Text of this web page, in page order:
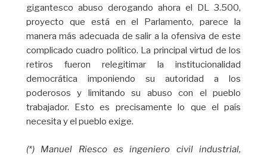
gigantesco abuso derogando ahora el DL 3.500,
proyecto que está en el Parlamento, parece la
manera más adecuada de salir a la ofensiva de este
complicado cuadro político. La principal virtud de los
retiros fueron relegitimar la institucionalidad
democrática imponiendo su autoridad a los
poderosos y limitando su abuso con el pueblo
trabajador. Esto es precisamente lo que el país
necesita y el pueblo exige.
(*) Manuel Riesco es ingeniero civil industrial,